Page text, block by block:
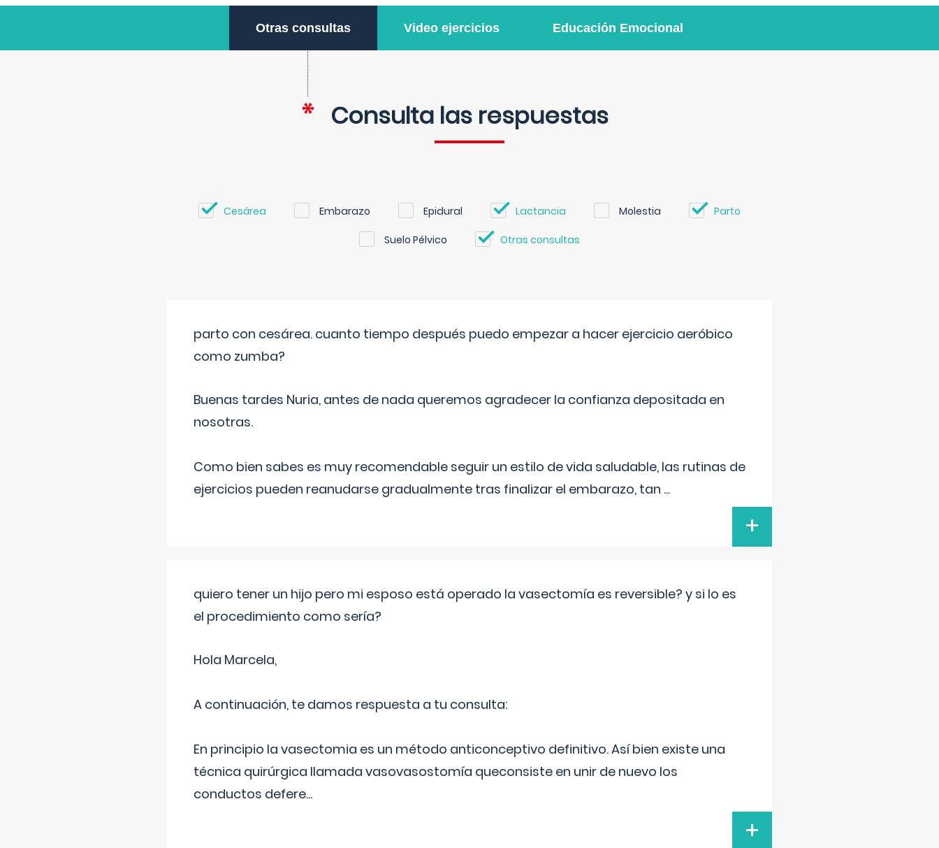
Otras consultas Video ejercicios Educación Emocional
Consulta las respuestas
Cesárea Embarazo Epidural Lactancia Molestia Parto
Suelo Pélvico Otras consultas
parto con cesárea. cuanto tiempo después puedo empezar a hacer ejercicio aeróbico
como zumba?
Buenas tardes Nuria, antes de nada queremos agradecer la confianza depositada en
nosotras.
Como bien sabes es muy recomendable seguir un estilo de vida saludable, las rutinas de
ejercicios pueden reanudarse gradualmente tras finalizar el embarazo, tan ...
+
quiero tener un hijo pero mi esposo está operado la vasectomía es reversible? y si lo es
el procedimiento como sería?
Hola Marcela,
A continuación, te damos respuesta a tu consulta:
En principio la vasectomia es un método anticonceptivo definitivo. Así bien existe una
técnica quirúrgica llamada vasovasostomía queconsiste en unir de nuevo los
conductos defere...
+